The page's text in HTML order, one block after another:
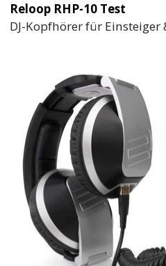
Reloop RHP-10 Test
DJ-Kopfhörer für Einsteiger